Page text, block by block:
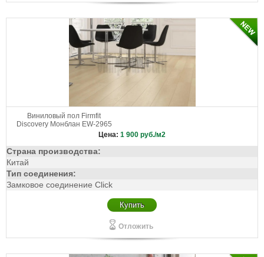
Виниловый пол Firmfit
Discovery Монблан EW-2965
Цена: 1 900 руб./м2
Страна производства:
Китай
Тип соединения:
Замковое соединение Click
Купить
Отложить